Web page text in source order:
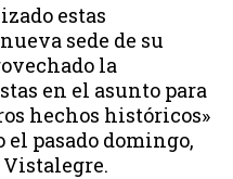
estas
sede de su
la
en el asunto para
hechos históricos»
pasado domingo,